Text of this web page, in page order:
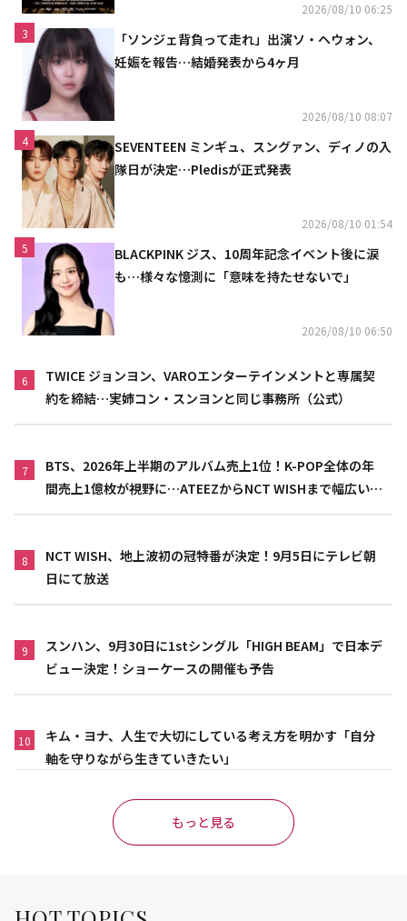
2026/08/10 06:25
3
「ソンジェ背負って走れ」出演ソ・ヘウォン、
妊娠を報告…結婚発表から4ヶ月
2026/08/10 08:07
4
SEVENTEEN ミンギュ、スングァン、ディノの入
隊日が決定…Pledisが正式発表
2026/08/10 01:54
5
BLACKPINK ジス、10周年記念イベント後に涙
も…様々な憶測に「意味を持たせないで」
2026/08/10 06:50
6
TWICE ジョンヨン、VAROエンターテインメントと専属契
約を締結…実姉コン・スンヨンと同じ事務所（公式）
7
BTS、2026年上半期のアルバム売上1位！K-POP全体の年
間売上1億枚が視野に…ATEEZからNCT WISHまで幅広い世
8
NCT WISH、地上波初の冠特番が決定！9月5日にテレビ朝
日にて放送
9
スンハン、9月30日に1stシングル「HIGH BEAM」で日本デ
ビュー決定！ショーケースの開催も予告
10
キム・ヨナ、人生で大切にしている考え方を明かす「自分
軸を守りながら生きていきたい」
もっと見る